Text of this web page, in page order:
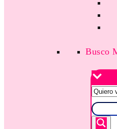
Busco